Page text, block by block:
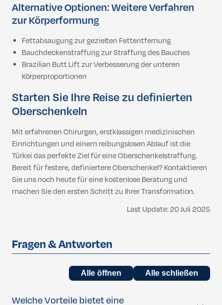
Alternative Optionen: Weitere Verfahren
zur Körperformung
Fettabsaugung zur gezielten Fettentfernung
Bauchdeckenstraffung zur Straffung des Bauches
Brazilian Butt Lift zur Verbesserung der unteren
Körperproportionen
Starten Sie Ihre Reise zu definierten
Oberschenkeln
Mit erfahrenen Chirurgen, erstklassigen medizinischen
Einrichtungen und einem reibungslosen Ablauf ist die
Türkei das perfekte Ziel für eine Oberschenkelstraffung.
Bereit für festere, definiertere Oberschenkel? Kontaktieren
Sie uns noch heute für eine kostenlose Beratung und
machen Sie den ersten Schritt zu Ihrer Transformation.
Last Update: 20 Juli 2025
Fragen & Antworten
Alle öffnen Alle schließen
Welche Vorteile bietet eine